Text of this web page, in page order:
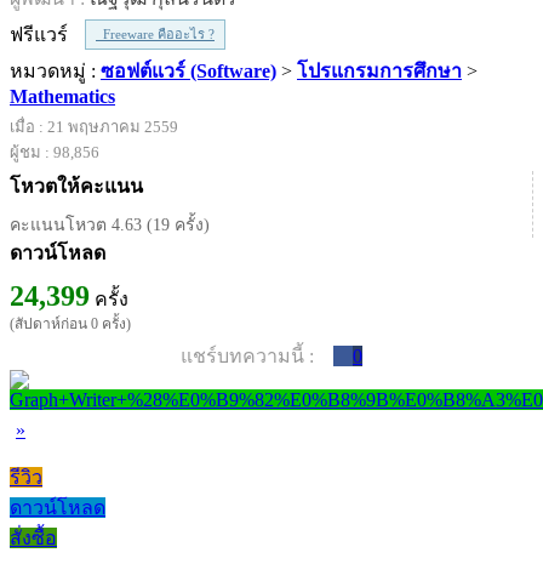
ฟรีแวร์
Freeware คืออะไร ?
หมวดหมู่ : ซอฟต์แวร์ (Software) > โปรแกรมการศึกษา >
Mathematics
เมื่อ : 21 พฤษภาคม 2559
ผู้ชม : 98,856
โหวตให้คะแนน
คะแนนโหวต 4.63 (19 ครั้ง)
ดาวน์โหลด
24,399 ครั้ง
(สัปดาห์ก่อน 0 ครั้ง)
แชร์บทความนี้ : 0
»
รีวิว
ดาวน์โหลด
สั่งซื้อ